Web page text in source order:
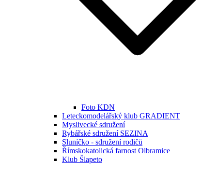
Foto KDN
Leteckomodelářský klub GRADIENT
Myslivecké sdružení
Rybářské sdružení SEZINA
Sluníčko - sdružení rodičů
Římskokatolická farnost Olbramice
Klub Šlapeto